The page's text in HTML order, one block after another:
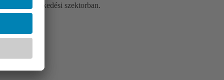
a közlekedési szektorban.